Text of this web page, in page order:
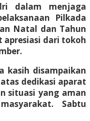
dalam menjaga
Pilkada
Natal dan Tahun
apresiasi dari tokoh
kasih disampaikan
dedikasi aparat
situasi yang aman
Sabtu